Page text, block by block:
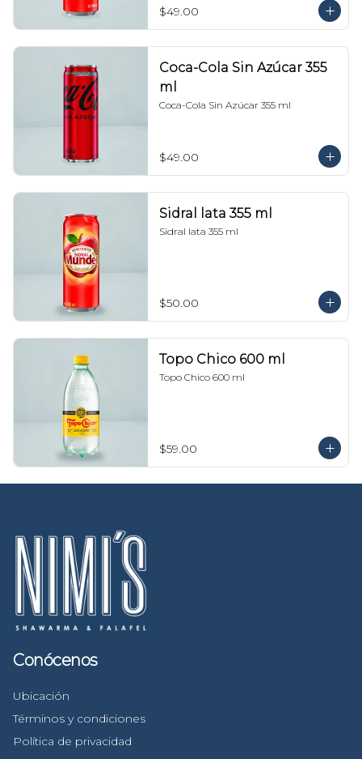
$49.00
Coca-Cola Sin Azúcar 355
ml
Coca-Cola Sin Azúcar 355 ml
$49.00
Sidral lata 355 ml
Sidral lata 355 ml
$50.00
Topo Chico 600 ml
Topo Chico 600 ml
$59.00
Conócenos
Ubicación
Términos y condiciones
Política de privacidad